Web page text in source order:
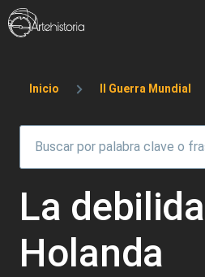
Pasar al contenido principal
Sobrescribir
Inicio II Guerra Mundial
La
Holanda